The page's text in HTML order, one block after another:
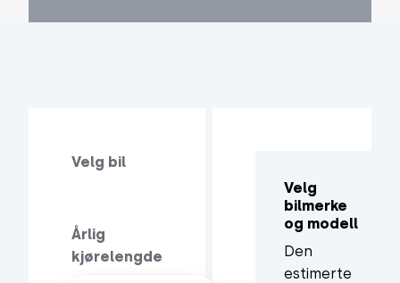
Velg bil
Årlig
kjørelengde
Velg
bilmerke
og modell
Den
estimerte